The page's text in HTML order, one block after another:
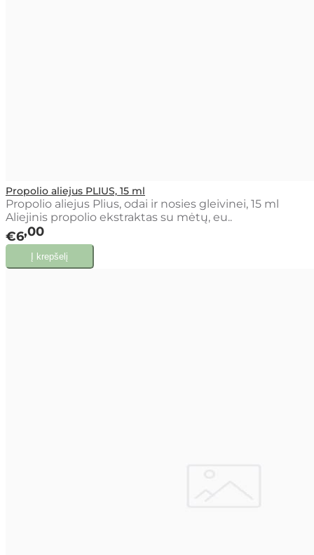
Propolio aliejus PLIUS, 15 ml
Propolio aliejus Plius, odai ir nosies gleivinei, 15 ml
Aliejinis propolio ekstraktas su mėtų, eu..
€6 00